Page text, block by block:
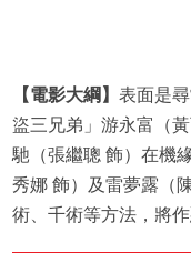
【電影大綱】 表面是
盜三兄弟」游永富（
馳（張繼聰 飾）在機
秀娜 飾）及雷夢露（
術、千術等方法，將